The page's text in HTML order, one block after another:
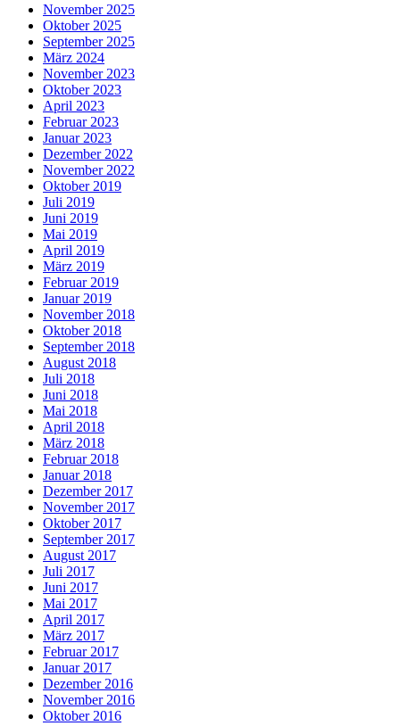
November 2025
Oktober 2025
September 2025
März 2024
November 2023
Oktober 2023
April 2023
Februar 2023
Januar 2023
Dezember 2022
November 2022
Oktober 2019
Juli 2019
Juni 2019
Mai 2019
April 2019
März 2019
Februar 2019
Januar 2019
November 2018
Oktober 2018
September 2018
August 2018
Juli 2018
Juni 2018
Mai 2018
April 2018
März 2018
Februar 2018
Januar 2018
Dezember 2017
November 2017
Oktober 2017
September 2017
August 2017
Juli 2017
Juni 2017
Mai 2017
April 2017
März 2017
Februar 2017
Januar 2017
Dezember 2016
November 2016
Oktober 2016